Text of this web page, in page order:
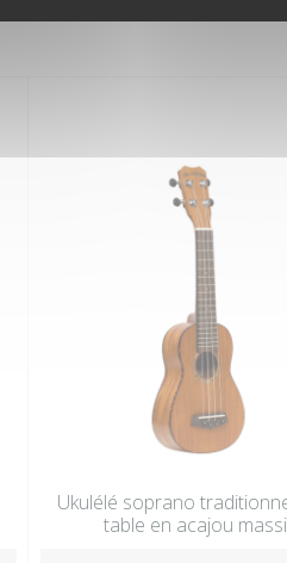
Ukulélé soprano
table en acajou